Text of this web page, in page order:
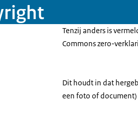
Tenzij anders is
Commons zero-
Dit houdt in dat
een foto of document)